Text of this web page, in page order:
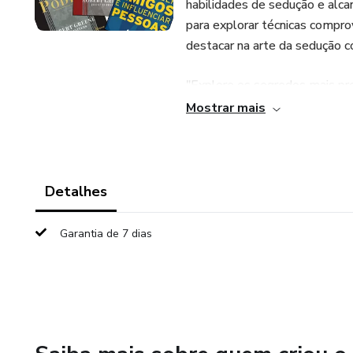
habilidades de sedução e
para explorar técnicas
destacar na arte da sedução
"Explore os segredos mais
verdadeiro mestre nesse
Prepare-se para descobrir
Mostrar mais
Detalhes
Garantia de 7 dias